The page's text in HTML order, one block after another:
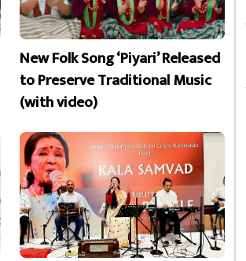
New Folk Song ‘Piyari’ Released
to Preserve Traditional Music
(with video)